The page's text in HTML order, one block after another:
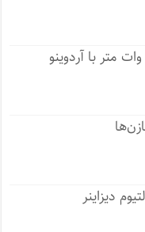
متر با آردوینو
دیزاینر